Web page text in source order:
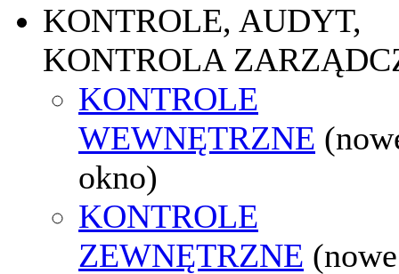
KONTROLE, AUDYT,
KONTROLA
KONTROLE
WEWNĘTRZNE
okno)
KONTROLE
ZEWNĘTRZNE (nowe